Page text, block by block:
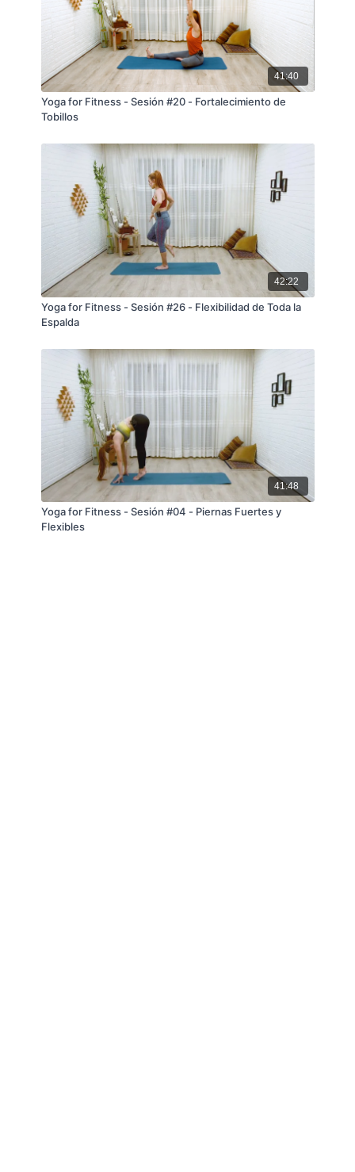
41:40
Yoga for Fitness - Sesión #20 - Fortalecimiento de
Tobillos
42:22
Yoga for Fitness - Sesión #26 - Flexibilidad de Toda la
Espalda
41:48
Yoga for Fitness - Sesión #04 - Piernas Fuertes y
Flexibles